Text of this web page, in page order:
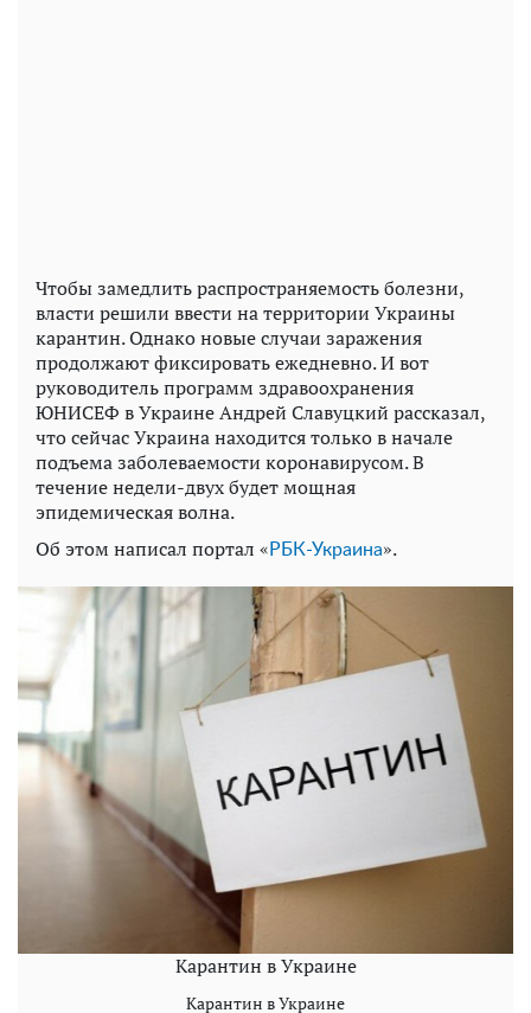
Чтобы замедлить распространяемость болезни,
власти решили ввести на территории Украины
карантин. Однако новые случаи заражения
продолжают фиксировать ежедневно. И вот
руководитель программ здравоохранения
ЮНИСЕФ в Украине Андрей Славуцкий рассказал,
что сейчас Украина находится только в начале
подъема заболеваемости коронавирусом. В
течение недели-двух будет мощная
эпидемическая волна.
Об этом написал портал « РБК-Украина».
Карантин в Украине
Карантин в Украине